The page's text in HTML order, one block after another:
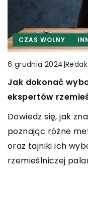
2 czerwca 2024|
Jak odpowiednio
fotowoltaicznej?
Dowiedz się, jak
zwiększyć
fotowoltaicznej.
w optymalizacji i
CZAS WOLNY
6 grudnia 2024|
Jak dokonać
ekspertów
Dowiedz się, jak
poznając różne
oraz tajniki ich
rzemieślniczej
TURYSTYKA
22 listopada 2024|
Jak wybrać
przewodnik po
outdoorowych
Dowiedz się, jak